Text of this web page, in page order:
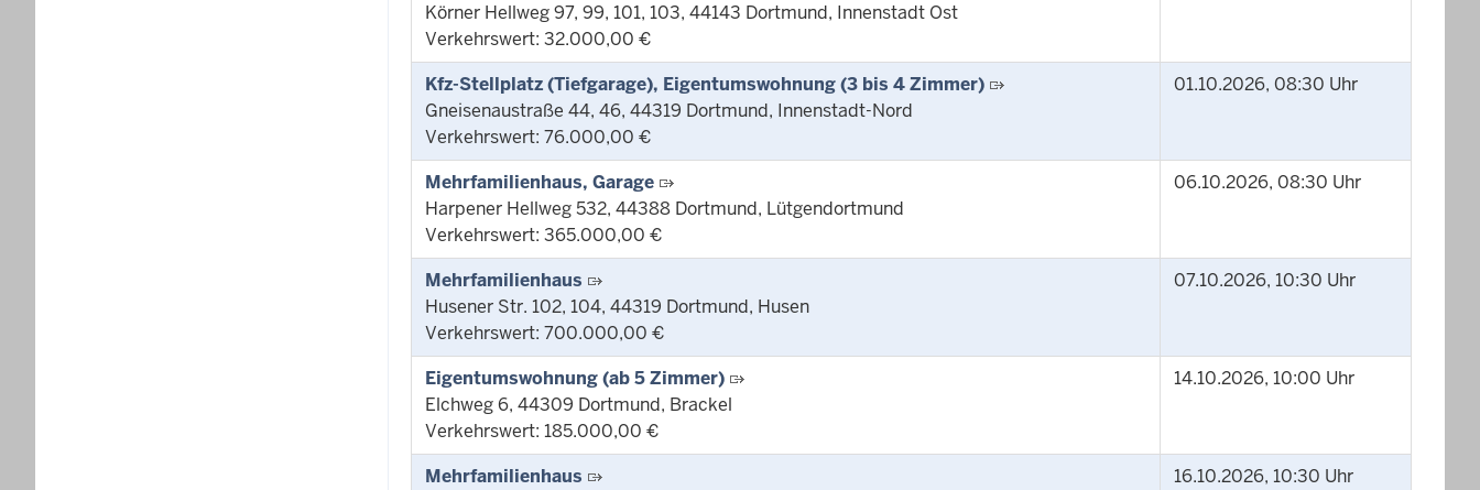
Körner Hellweg 97, 99, 101, 103, 44143 Dortmund, Innenstadt Ost
Verkehrswert: 32.000,00 €
Kfz-Stellplatz (Tiefgarage), Eigentumswohnung (3 bis 4 Zimmer)
Gneisenaustraße 44, 46, 44319 Dortmund, Innenstadt-Nord
Verkehrswert: 76.000,00 €
01.10.2026, 08:30 Uhr
Mehrfamilienhaus, Garage
Harpener Hellweg 532, 44388 Dortmund, Lütgendortmund
Verkehrswert: 365.000,00 €
06.10.2026, 08:30 Uhr
Mehrfamilienhaus
Husener Str. 102, 104, 44319 Dortmund, Husen
Verkehrswert: 700.000,00 €
07.10.2026, 10:30 Uhr
Eigentumswohnung (ab 5 Zimmer)
Elchweg 6, 44309 Dortmund, Brackel
Verkehrswert: 185.000,00 €
14.10.2026, 10:00 Uhr
Mehrfamilienhaus
16.10.2026, 10:30 Uhr